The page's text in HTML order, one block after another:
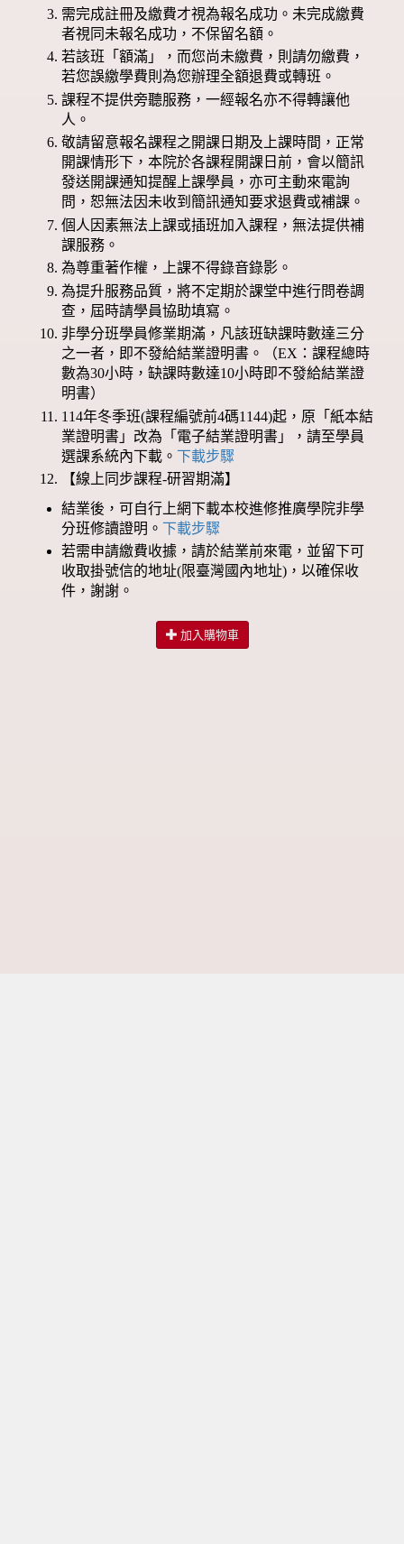
需完成註冊及繳費才視為報名成功。未完成繳費
者視同未報名成功，不保留名額。
若該班「額滿」，而您尚未繳費，則請勿繳費，
若您誤繳學費則為您辦理全額退費或轉班。
課程不提供旁聽服務，一經報名亦不得轉讓他
人。
敬請留意報名課程之開課日期及上課時間，正常
開課情形下，本院於各課程開課日前，會以簡訊
發送開課通知提醒上課學員，亦可主動來電詢
問，恕無法因未收到簡訊通知要求退費或補課。
個人因素無法上課或插班加入課程，無法提供補
課服務。
為尊重著作權，上課不得錄音錄影。
為提升服務品質，將不定期於課堂中進行問卷調
查，屆時請學員協助填寫。
非學分班學員修業期滿，凡該班缺課時數達三分
之一者，即不發給結業證明書。（EX：課程總時
數為30小時，缺課時數達10小時即不發給結業證
明書）
114年冬季班(課程編號前4碼1144)起，原「紙本結
業證明書」改為「電子結業證明書」，請至學員
選課系統內下載。 下載步驟
【線上同步課程-研習期滿】
結業後，可自行上網下載本校進修推廣學院非學
分班修讀證明。 下載步驟
若需申請繳費收據，請於結業前來電，並留下可
收取掛號信的地址(限臺灣國內地址)，以確保收
件，謝謝。
加入購物車